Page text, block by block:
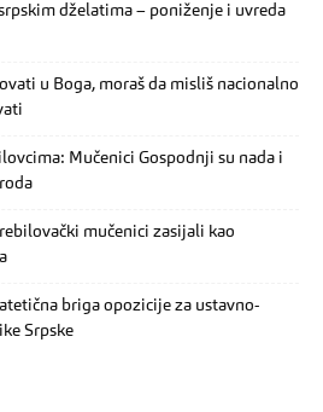
dželatima – poniženje i uvreda
u Boga, moraš da misliš nacionalno
Mučenici Gospodnji su nada i
mučenici zasijali kao
briga opozicije za ustavno-
Srpske